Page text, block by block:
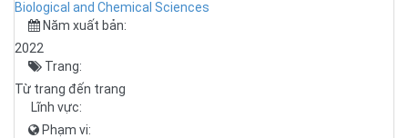
Biological and Chemical Sciences
Năm xuất bản:
2022
Trang:
Từ trang đến trang
Lĩnh vực:
Phạm vi: